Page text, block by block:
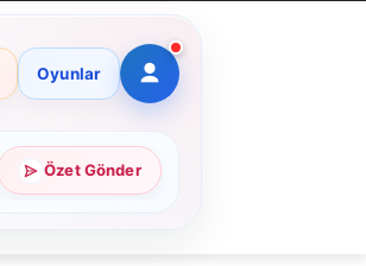
Oyunlar
Özet Gönder